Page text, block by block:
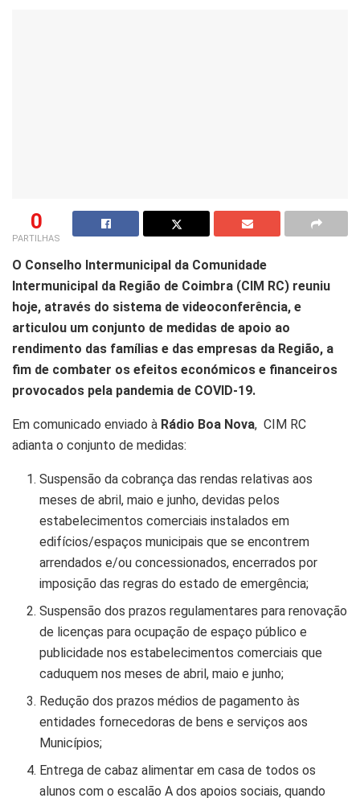
0
PARTILHAS
O Conselho Intermunicipal da Comunidade
Intermunicipal da Região de Coimbra (CIM RC) reuniu
hoje, através do sistema de videoconferência, e
articulou um conjunto de medidas de apoio ao
rendimento das famílias e das empresas da Região, a
fim de combater os efeitos económicos e financeiros
provocados pela pandemia de COVID-19.
Em comunicado enviado à Rádio Boa Nova, CIM RC
adianta o conjunto de medidas:
Suspensão da cobrança das rendas relativas aos
meses de abril, maio e junho, devidas pelos
estabelecimentos comerciais instalados em
edifícios/espaços municipais que se encontrem
arrendados e/ou concessionados, encerrados por
imposição das regras do estado de emergência;
Suspensão dos prazos regulamentares para renovação
de licenças para ocupação de espaço público e
publicidade nos estabelecimentos comerciais que
caduquem nos meses de abril, maio e junho;
Redução dos prazos médios de pagamento às
entidades fornecedoras de bens e serviços aos
Municípios;
Entrega de cabaz alimentar em casa de todos os
alunos com o escalão A dos apoios sociais, quando